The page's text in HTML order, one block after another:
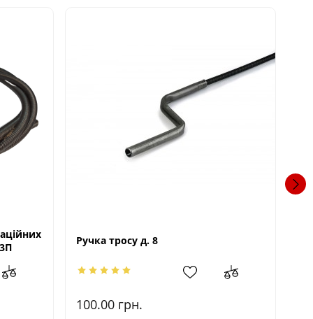
Ручка тросу д. 8
100.00 грн.